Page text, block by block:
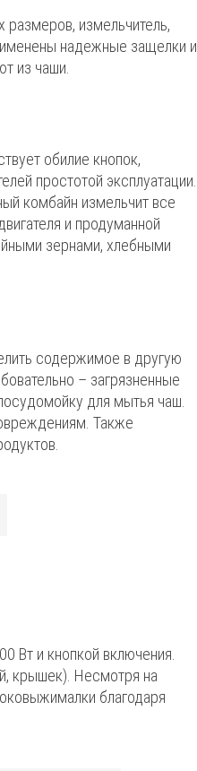
измельчитель,
надежные защелки и
из чаши.
обилие кнопок,
простотой эксплуатации.
комбайн измельчит все
и продуманной
зернами, хлебными
содержимое в другую
– загрязненные
для мытья чаш.
Также
Вт и кнопкой включения.
крышек). Несмотря на
благодаря